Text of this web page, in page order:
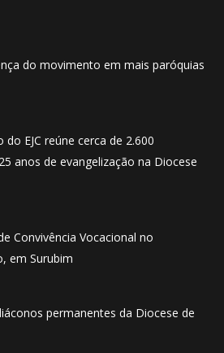
do movimento em mais paróquias
EJC reúne cerca de 2.600
anos de evangelização na Diocese
Convivência Vocacional no
em Surubim
permanentes da Diocese de